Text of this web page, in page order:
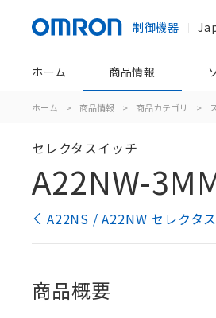
制御機器
ホーム 商品情報
ホーム > 商品情報 > 商品カテゴリ >
セレクタスイッチ
A22NW-
A22NS / A22NW セレクタ
商品概要